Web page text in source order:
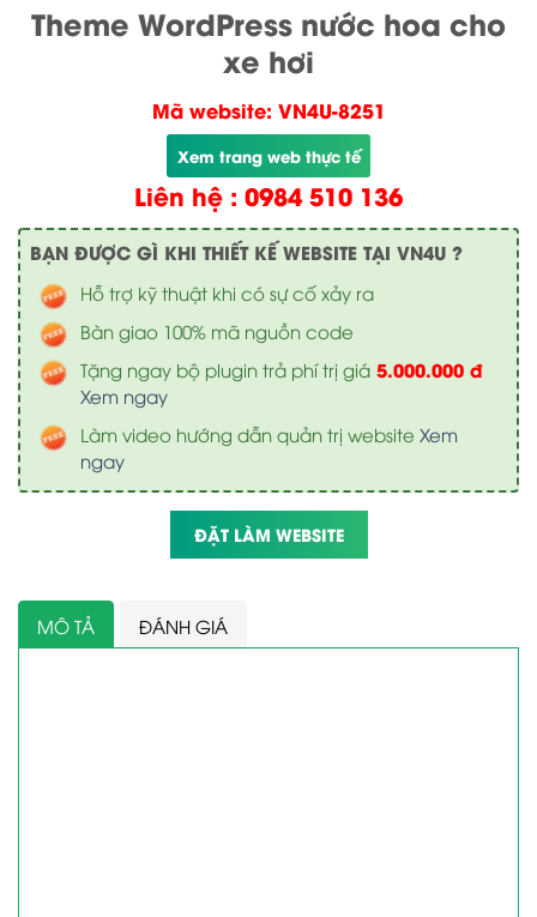
Theme WordPress nước hoa cho
xe hơi
Mã website: VN4U-8251
Xem trang web thực tế
Liên hệ : 0984 510 136
BẠN ĐƯỢC GÌ KHI THIẾT KẾ WEBSITE TẠI VN4U ?
Hỗ trợ kỹ thuật khi có sự cố xảy ra
Bàn giao 100% mã nguồn code
Tặng ngay bộ plugin trả phí trị giá 5.000.000 đ
Xem ngay
Làm video hướng dẫn quản trị website Xem
ngay
ĐẶT LÀM WEBSITE
MÔ TẢ ĐÁNH GIÁ